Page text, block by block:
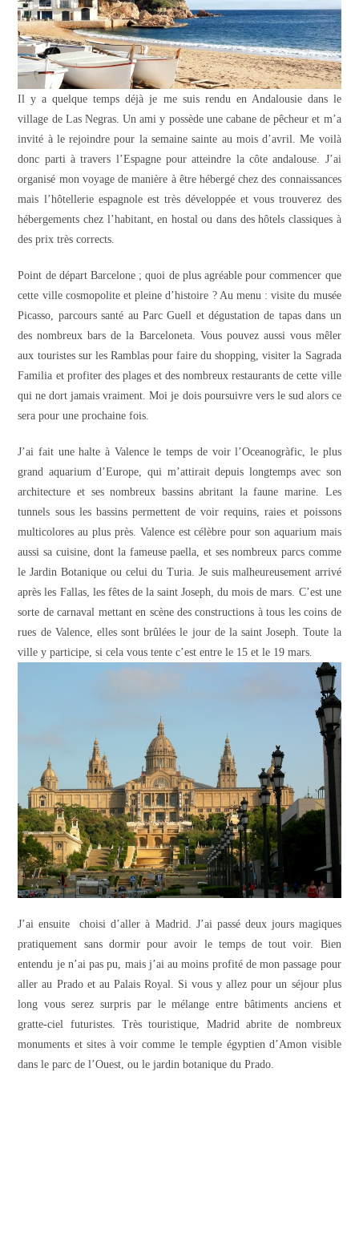
Il y a quelque temps déjà je me suis rendu en Andalousie dans le
village de Las Negras. Un ami y possède une cabane de pêcheur et m’a
invité à le rejoindre pour la semaine sainte au mois d’avril. Me voilà
donc parti à travers l’Espagne pour atteindre la côte andalouse. J’ai
organisé mon voyage de manière à être hébergé chez des connaissances
mais l’hôtellerie espagnole est très développée et vous trouverez des
hébergements chez l’habitant, en hostal ou dans des hôtels classiques à
des prix très corrects.
Point de départ Barcelone ; quoi de plus agréable pour commencer que
cette ville cosmopolite et pleine d’histoire ? Au menu : visite du musée
Picasso, parcours santé au Parc Guell et dégustation de tapas dans un
des nombreux bars de la Barceloneta. Vous pouvez aussi vous mêler
aux touristes sur les Ramblas pour faire du shopping, visiter la Sagrada
Familia et profiter des plages et des nombreux restaurants de cette ville
qui ne dort jamais vraiment. Moi je dois poursuivre vers le sud alors ce
sera pour une prochaine fois.
J’ai fait une halte à Valence le temps de voir l’Oceanogràfic, le plus
grand aquarium d’Europe, qui m’attirait depuis longtemps avec son
architecture et ses nombreux bassins abritant la faune marine. Les
tunnels sous les bassins permettent de voir requins, raies et poissons
multicolores au plus près. Valence est célèbre pour son aquarium mais
aussi sa cuisine, dont la fameuse paella, et ses nombreux parcs comme
le Jardin Botanique ou celui du Turia. Je suis malheureusement arrivé
après les Fallas, les fêtes de la saint Joseph, du mois de mars. C’est une
sorte de carnaval mettant en scène des constructions à tous les coins de
rues de Valence, elles sont brûlées le jour de la saint Joseph. Toute la
ville y participe, si cela vous tente c’est entre le 15 et le 19 mars.
J’ai ensuite choisi d’aller à Madrid. J’ai passé deux jours magiques
pratiquement sans dormir pour avoir le temps de tout voir. Bien
entendu je n’ai pas pu, mais j’ai au moins profité de mon passage pour
aller au Prado et au Palais Royal. Si vous y allez pour un séjour plus
long vous serez surpris par le mélange entre bâtiments anciens et
gratte-ciel futuristes. Très touristique, Madrid abrite de nombreux
monuments et sites à voir comme le temple égyptien d’Amon visible
dans le parc de l’Ouest, ou le jardin botanique du Prado.